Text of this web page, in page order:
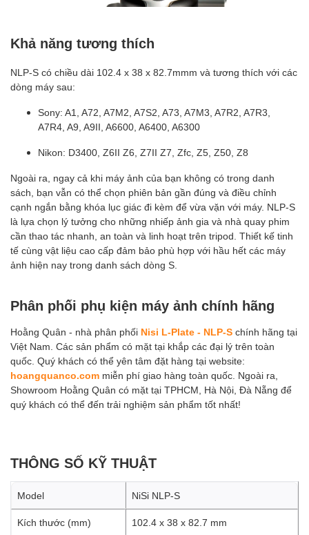
Khả năng tương thích
NLP-S có chiều dài 102.4 x 38 x 82.7mmm và tương thích với các
dòng máy sau:
Sony: A1, A72, A7M2, A7S2, A73, A7M3, A7R2, A7R3,
A7R4, A9, A9II, A6600, A6400, A6300
Nikon: D3400, Z6II Z6, Z7II Z7, Zfc, Z5, Z50, Z8
Ngoài ra, ngay cả khi máy ảnh của bạn không có trong danh
sách, bạn vẫn có thể chọn phiên bản gần đúng và điều chỉnh
cạnh ngắn bằng khóa lục giác đi kèm để vừa vặn với máy. NLP-S
là lựa chọn lý tưởng cho những nhiếp ảnh gia và nhà quay phim
cần thao tác nhanh, an toàn và linh hoạt trên tripod. Thiết kế tinh
tế cùng vật liệu cao cấp đảm bảo phù hợp với hầu hết các máy
ảnh hiện nay trong danh sách dòng S.
Phân phối phụ kiện máy ảnh chính hãng
Hoằng Quân - nhà phân phối Nisi L-Plate - NLP-S chính hãng tại
Việt Nam. Các sản phẩm có mặt tại khắp các đại lý trên toàn
quốc. Quý khách có thể yên tâm đặt hàng tại website:
hoangquanco.com miễn phí giao hàng toàn quốc. Ngoài ra,
Showroom Hoằng Quân có mặt tại TPHCM, Hà Nội, Đà Nẵng để
quý khách có thể đến trải nghiệm sản phẩm tốt nhất!
THÔNG SỐ KỸ THUẬT
Model NiSi NLP-S
Kích thước (mm) 102.4 x 38 x 82.7 mm